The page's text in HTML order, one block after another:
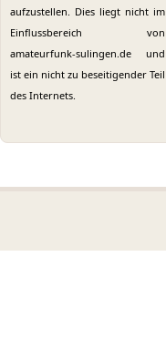
aufzustellen. Dies liegt nicht im
Einflussbereich von
amateurfunk-sulingen.de und
ist ein nicht zu beseitigender Teil
des Internets.